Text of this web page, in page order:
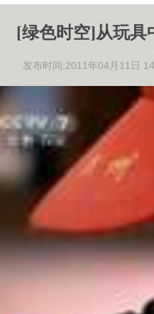
[绿色时空]从玩具
发布时间:2011年04月11日